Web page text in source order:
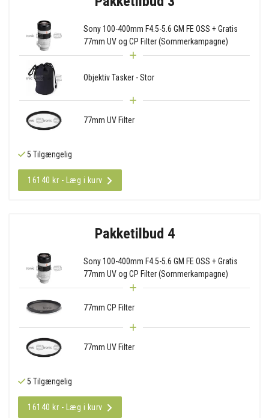
Sony 100-400mm F4.5-5.6 GM FE OSS + Gratis
77mm UV og CP Filter (Sommerkampagne)
Objektiv Tasker - Stor
77mm UV Filter
5 Tilgængelig
16140 kr - Læg i kurv
Pakketilbud 4
Sony 100-400mm F4.5-5.6 GM FE OSS + Gratis
77mm UV og CP Filter (Sommerkampagne)
77mm CP Filter
77mm UV Filter
5 Tilgængelig
16140 kr - Læg i kurv